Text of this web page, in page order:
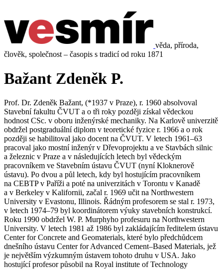
věda, příroda,
člověk, společnost – časopis s tradicí od roku 1871
Bažant Zdeněk P.
Prof. Dr. Zdeněk Bažant, (*1937 v Praze), r. 1960 absolvoval
Stavební fakultu ČVUT a o tři roky později získal vědeckou
hodnost CSc. v oboru inženýrské mechaniky. Na Karlově univerzitě
obdržel postgraduální diplom v teoretické fyzice r. 1966 a o rok
později se habilitoval jako docent na ČVUT. V letech 1961–63
pracoval jako mostní inženýr v Dřevoprojektu a ve Stavbách silnic
a železnic v Praze a v následujících letech byl vědeckým
pracovníkem ve Stavebním ústavu ČVUT (nyní Kloknerově
ústavu). Po dvou a půl letech, kdy byl hostujícím pracovníkem
na CEBTP v Paříži a poté na univerzitách v Torontu v Kanadě
a v Berkeley v Kalifornii, začal r. 1969 učit na Northwestern
University v Evastonu, Illinois. Řádným profesorem se stal r. 1973,
v letech 1974–79 byl koordinátorem výuky stavebních konstrukcí.
Roku 1990 obdržel W. P. Murphyho profesuru na Northwestern
University. V letech 1981 až 1986 byl zakládajícím ředitelem ústavu
Center for Concrete and Geomaterials, které bylo předchůdcem
dnešního ústavu Center for Advanced Cement–Based Materials, jež
je největším výzkumným ústavem tohoto druhu v USA. Jako
hostující profesor působil na Royal institute of Technology